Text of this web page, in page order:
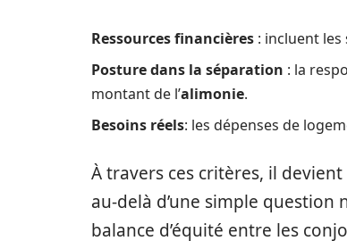
Ressources financières : incluent les
Posture dans la séparation : la
montant de l’alimonie.
Besoins réels: les dépenses de
À travers ces critères, il
au-delà d’une simple
balance d’équité entre les